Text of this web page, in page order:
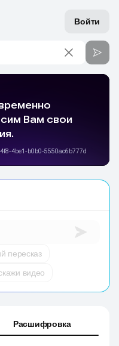
Войти
пересказ
видео
Расшифровка